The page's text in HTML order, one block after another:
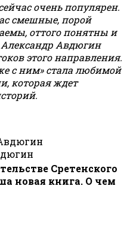
очень популярен.
смешные, порой
оттого понятны и
Александр Авдюгин
этого направления.
с ним» стала любимой
которая ждет
Сретенского
новая книга. О чем